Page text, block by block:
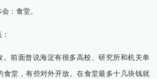
：食堂。
前面曾说海淀有很多高校、研究所和机关单
食堂，有些对外开放。在食堂最多十几块钱就